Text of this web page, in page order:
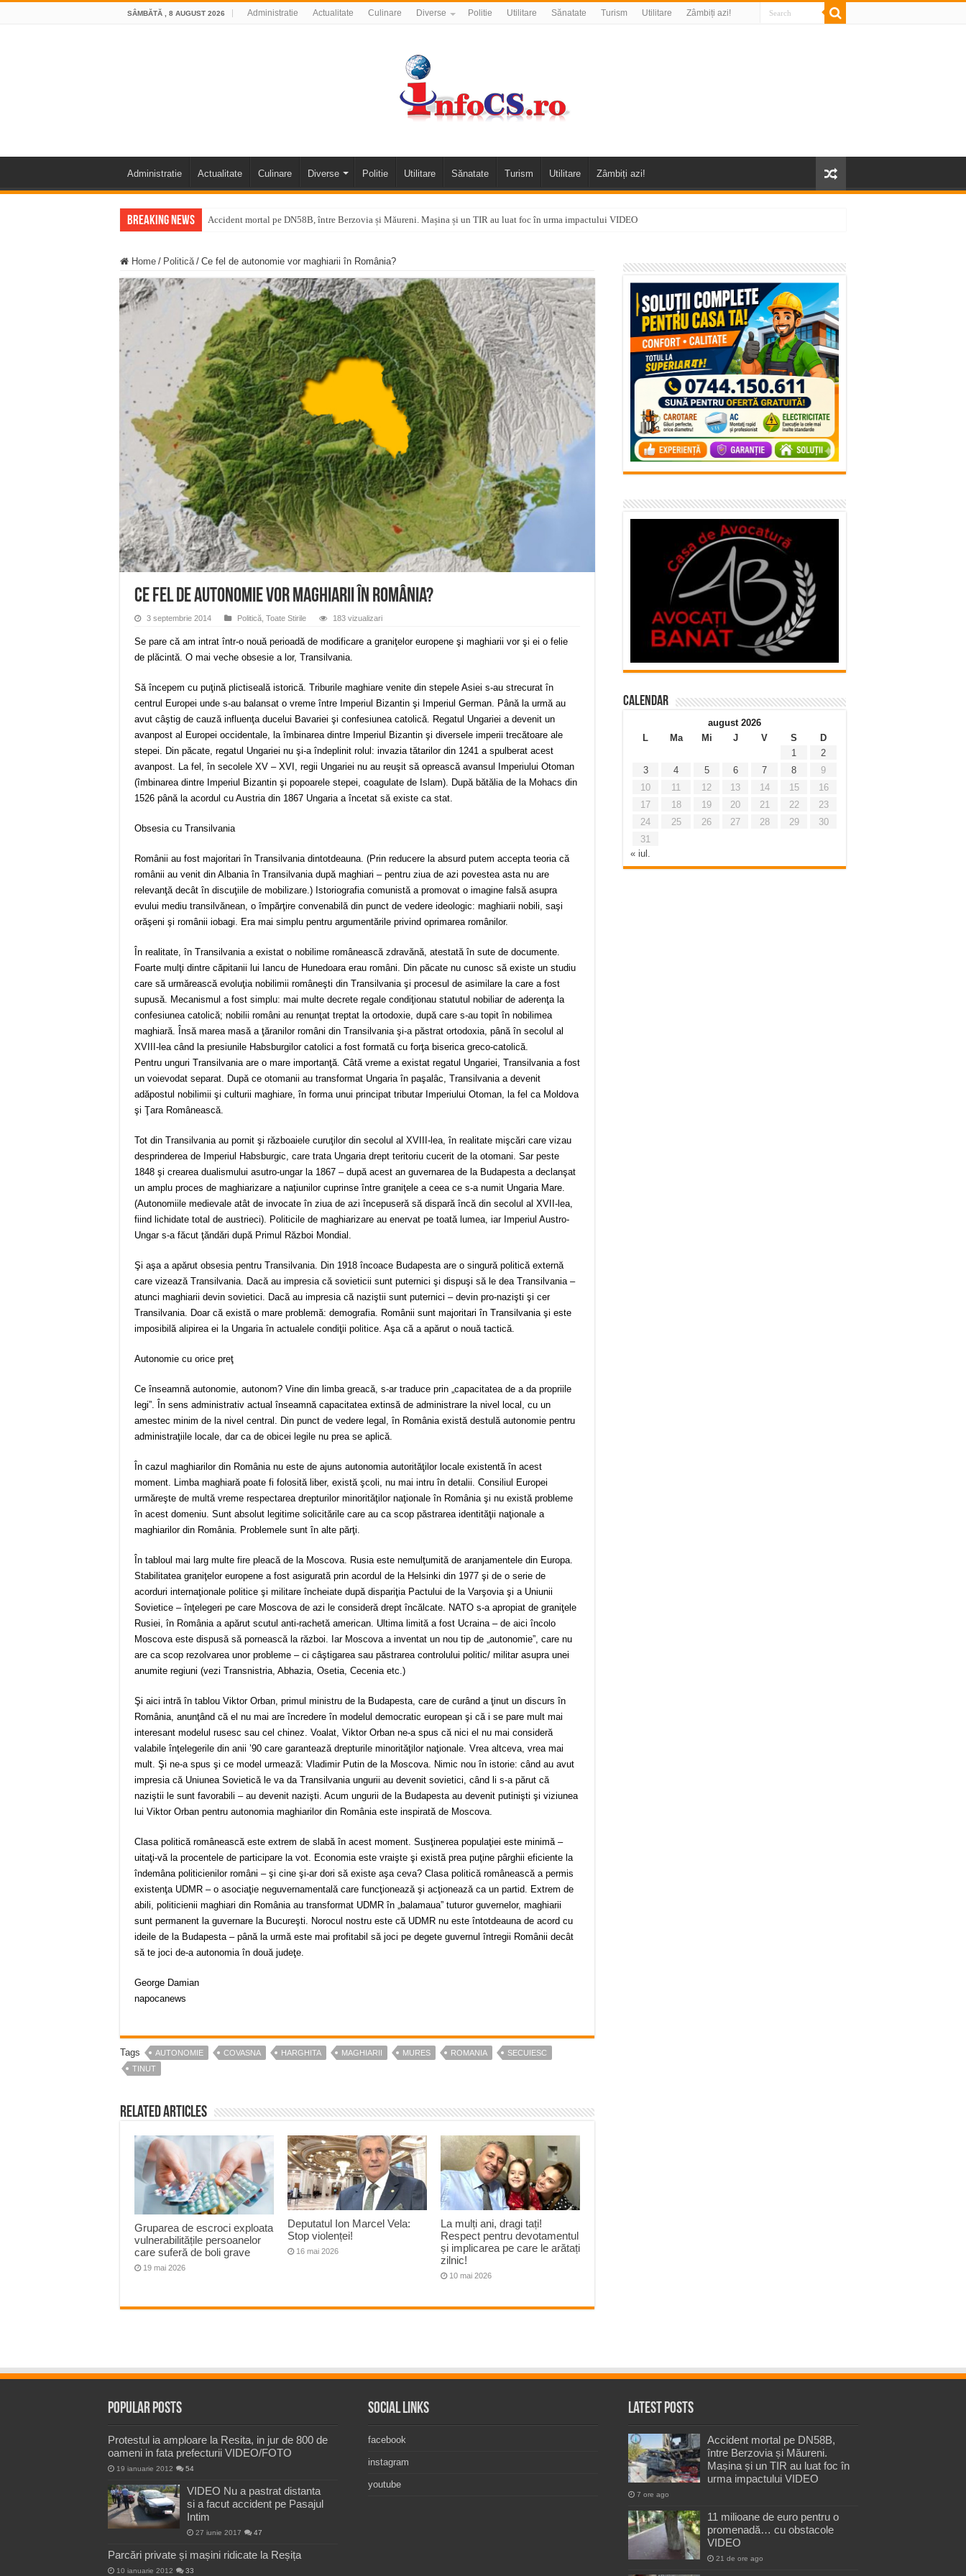
SÂMBĂTĂ , 8 AUGUST 2026 Administratie Actualitate Culinare Diverse Politie Utilitare Sănatate Turism Utilitare Zâmbiți azi!
Administratie Actualitate Culinare Diverse Politie Utilitare Sănatate Turism Utilitare Zâmbiți azi!
Breaking News Accident mortal pe DN58B, între Berzovia și Măureni. Mașina și un TIR au luat foc în urma impactului VIDEO
Furtuna și vijelia au lovit Valea Almăjului și zona Oravița – Cărbunari VIDEO
Întreruperi temporare ale furnizării apei potabile în Bocșa Română, în data de 6 august 2026
ANUNŢ OPRIRE ANUNŢ OPRIRE APĂ în ORAVIȚA – 05.08.2026 – avarie
Anunț important – Închidere temporară Podul de Piatră din Herculane
Ștrandul Termal Ring din Oravița – locul unde natura a ascuns un izvor de sănătate VIDEO
Miresme de lavandă, mentă și flori de vară și râsete de copii la Carașova VIDEO
ANUNȚ OPRIRE APĂ în Reșița – avarie – 04.08.2026 – str. Văliugului și Plastomet
ANUNŢ OPRIRE APĂ în CARANSEBEȘ – 04.08.2026 – avarie – Calea Severinului
Home / Politică / Ce fel de autonomie vor maghiarii în România?
Ce fel de autonomie vor maghiarii în România?
3 septembrie 2014 Politică, Toate Stirile 183 vizualizari
Se pare că am intrat într-o nouă perioadă de modificare a graniţelor europene şi maghiarii vor şi ei o felie
de plăcintă. O mai veche obsesie a lor, Transilvania.
Să începem cu puţină plictiseală istorică. Triburile maghiare venite din stepele Asiei s-au strecurat în
centrul Europei unde s-au balansat o vreme între Imperiul Bizantin şi Imperiul German. Până la urmă au
avut câştig de cauză influenţa ducelui Bavariei şi confesiunea catolică. Regatul Ungariei a devenit un
avanpost al Europei occidentale, la îmbinarea dintre Imperiul Bizantin şi diversele imperii trecătoare ale
stepei. Din păcate, regatul Ungariei nu şi-a îndeplinit rolul: invazia tătarilor din 1241 a spulberat acest
avanpost. La fel, în secolele XV – XVI, regii Ungariei nu au reuşit să oprească avansul Imperiului Otoman
(îmbinarea dintre Imperiul Bizantin şi popoarele stepei, coagulate de Islam). După bătălia de la Mohacs din
1526 până la acordul cu Austria din 1867 Ungaria a încetat să existe ca stat.
Obsesia cu Transilvania
Românii au fost majoritari în Transilvania dintotdeauna. (Prin reducere la absurd putem accepta teoria că
românii au venit din Albania în Transilvania după maghiari – pentru ziua de azi povestea asta nu are
relevanţă decât în discuţiile de mobilizare.) Istoriografia comunistă a promovat o imagine falsă asupra
evului mediu transilvănean, o împărţire convenabilă din punct de vedere ideologic: maghiarii nobili, saşi
orăşeni şi românii iobagi. Era mai simplu pentru argumentările privind oprimarea românilor.
În realitate, în Transilvania a existat o nobilime românească zdravănă, atestată în sute de documente.
Foarte mulţi dintre căpitanii lui Iancu de Hunedoara erau români. Din păcate nu cunosc să existe un studiu
care să urmărească evoluţia nobilimii româneşti din Transilvania şi procesul de asimilare la care a fost
supusă. Mecanismul a fost simplu: mai multe decrete regale condiţionau statutul nobiliar de aderenţa la
confesiunea catolică; nobilii români au renunţat treptat la ortodoxie, după care s-au topit în nobilimea
maghiară. Însă marea masă a ţăranilor români din Transilvania şi-a păstrat ortodoxia, până în secolul al
XVIII-lea când la presiunile Habsburgilor catolici a fost formată cu forţa biserica greco-catolică.
Pentru unguri Transilvania are o mare importanţă. Câtă vreme a existat regatul Ungariei, Transilvania a fost
un voievodat separat. După ce otomanii au transformat Ungaria în paşalâc, Transilvania a devenit
adăpostul nobilimii şi culturii maghiare, în forma unui principat tributar Imperiului Otoman, la fel ca Moldova
şi Ţara Românească.
Tot din Transilvania au pornit şi războaiele curuţilor din secolul al XVIII-lea, în realitate mişcări care vizau
desprinderea de Imperiul Habsburgic, care trata Ungaria drept teritoriu cucerit de la otomani. Sar peste
1848 şi crearea dualismului asutro-ungar la 1867 – după acest an guvernarea de la Budapesta a declanşat
un amplu proces de maghiarizare a naţiunilor cuprinse între graniţele a ceea ce s-a numit Ungaria Mare.
(Autonomiile medievale atât de invocate în ziua de azi începuseră să dispară încă din secolul al XVII-lea,
fiind lichidate total de austrieci). Politicile de maghiarizare au enervat pe toată lumea, iar Imperiul Austro-
Ungar s-a făcut ţăndări după Primul Război Mondial.
Şi aşa a apărut obsesia pentru Transilvania. Din 1918 încoace Budapesta are o singură politică externă
care vizează Transilvania. Dacă au impresia că sovieticii sunt puternici şi dispuşi să le dea Transilvania –
atunci maghiarii devin sovietici. Dacă au impresia că naziştii sunt puternici – devin pro-nazişti şi cer
Transilvania. Doar că există o mare problemă: demografia. Românii sunt majoritari în Transilvania şi este
imposibilă alipirea ei la Ungaria în actualele condiţii politice. Aşa că a apărut o nouă tactică.
Autonomie cu orice preţ
Ce înseamnă autonomie, autonom? Vine din limba greacă, s-ar traduce prin „capacitatea de a da propriile
legi”. În sens administrativ actual înseamnă capacitatea extinsă de administrare la nivel local, cu un
amestec minim de la nivel central. Din punct de vedere legal, în România există destulă autonomie pentru
administraţiile locale, dar ca de obicei legile nu prea se aplică.
În cazul maghiarilor din România nu este de ajuns autonomia autorităţilor locale existentă în acest
moment. Limba maghiară poate fi folosită liber, există şcoli, nu mai intru în detalii. Consiliul Europei
urmăreşte de multă vreme respectarea drepturilor minorităţilor naţionale în România şi nu există probleme
în acest domeniu. Sunt absolut legitime solicitările care au ca scop păstrarea identităţii naţionale a
maghiarilor din România. Problemele sunt în alte părţi.
În tabloul mai larg multe fire pleacă de la Moscova. Rusia este nemulţumită de aranjamentele din Europa.
Stabilitatea graniţelor europene a fost asigurată prin acordul de la Helsinki din 1977 şi de o serie de
acorduri internaţionale politice şi militare încheiate după dispariţia Pactului de la Varşovia şi a Uniunii
Sovietice – înţelegeri pe care Moscova de azi le consideră drept încălcate. NATO s-a apropiat de graniţele
Rusiei, în România a apărut scutul anti-rachetă american. Ultima limită a fost Ucraina – de aici încolo
Moscova este dispusă să pornească la război. Iar Moscova a inventat un nou tip de „autonomie”, care nu
are ca scop rezolvarea unor probleme – ci câştigarea sau păstrarea controlului politic/ militar asupra unei
anumite regiuni (vezi Transnistria, Abhazia, Osetia, Cecenia etc.)
Şi aici intră în tablou Viktor Orban, primul ministru de la Budapesta, care de curând a ţinut un discurs în
România, anunţând că el nu mai are încredere în modelul democratic european şi că i se pare mult mai
interesant modelul rusesc sau cel chinez. Voalat, Viktor Orban ne-a spus că nici el nu mai consideră
valabile înţelegerile din anii ’90 care garantează drepturile minorităţilor naţionale. Vrea altceva, vrea mai
mult. Şi ne-a spus şi ce model urmează: Vladimir Putin de la Moscova. Nimic nou în istorie: când au avut
impresia că Uniunea Sovietică le va da Transilvania ungurii au devenit sovietici, când li s-a părut că
naziştii le sunt favorabili – au devenit nazişti. Acum ungurii de la Budapesta au devenit putinişti şi viziunea
lui Viktor Orban pentru autonomia maghiarilor din România este inspirată de Moscova.
Clasa politică românească este extrem de slabă în acest moment. Susţinerea populaţiei este minimă –
uitaţi-vă la procentele de participare la vot. Economia este vraişte şi există prea puţine pârghii eficiente la
îndemâna politicienilor români – şi cine şi-ar dori să existe aşa ceva? Clasa politică românească a permis
existenţa UDMR – o asociaţie neguvernamentală care funcţionează şi acţionează ca un partid. Extrem de
abili, politicienii maghiari din România au transformat UDMR în „balamaua” tuturor guvernelor, maghiarii
sunt permanent la guvernare la Bucureşti. Norocul nostru este că UDMR nu este întotdeauna de acord cu
ideile de la Budapesta – până la urmă este mai profitabil să joci pe degete guvernul întregii Românii decât
să te joci de-a autonomia în două judeţe.
George Damian
napocanews
Tags AUTONOMIE COVASNA HARGHITA MAGHIARII MURES ROMANIA
SECUIESC
TINUT
Related Articles
Gruparea de escroci exploata
vulnerabilitățile persoanelor
care suferă de boli grave
19 mai 2026
Deputatul Ion Marcel Vela:
Stop violenței!
16 mai 2026
La mulți ani, dragi tați!
Respect pentru devotamentul
și implicarea pe care le arătați
zilnic!
10 mai 2026
Calendar
august 2026
L
Ma Mi J V S
D
1
2
3
4 5 6 7 8
9
10
11 12 13 14 15
16
17
18 19 20 21 22
23
24
25 26 27 28 29
30
31
« iul.
Popular Posts
Protestul ia amploare la Resita, in jur de 800 de
oameni in fata prefecturii VIDEO/FOTO
19 ianuarie 2012 54
VIDEO Nu a pastrat distanta
si a facut accident pe Pasajul
Intim
27 iunie 2017 47
Parcări private și mașini ridicate la Reșița
10 ianuarie 2012 33
Social Links
facebook
instagram
youtube
Latest Posts
Accident mortal pe DN58B,
între Berzovia și Măureni.
Mașina și un TIR au luat foc în
urma impactului VIDEO
7 ore ago
11 milioane de euro pentru o
promenadă… cu obstacole
VIDEO
21 de ore ago